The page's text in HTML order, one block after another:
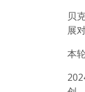
贝
展
本